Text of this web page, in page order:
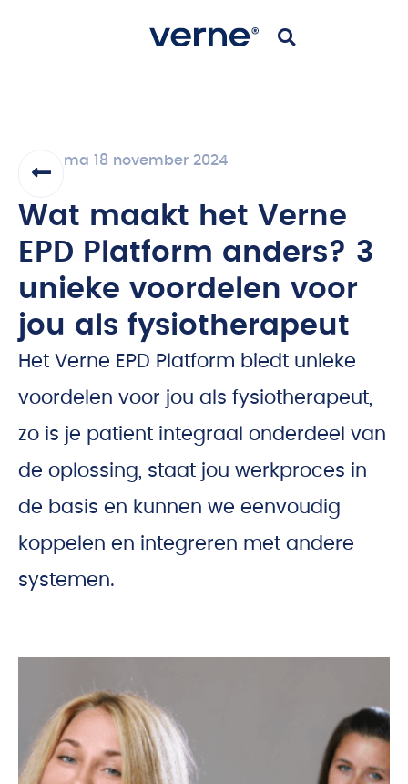
ma 18 november 2024
Wat maakt het Verne
EPD Platform anders? 3
unieke voordelen voor
jou als fysiotherapeut
Het Verne EPD Platform biedt unieke
voordelen voor jou als fysiotherapeut,
zo is je patient integraal onderdeel van
de oplossing, staat jou werkproces in
de basis en kunnen we eenvoudig
koppelen en integreren met andere
systemen.